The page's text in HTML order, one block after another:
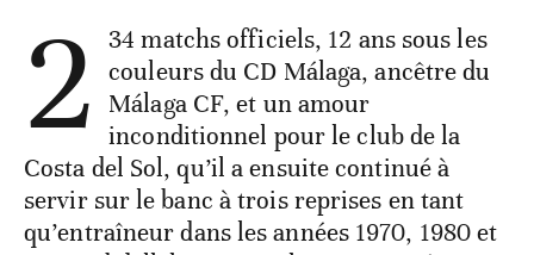
2
34 matchs officiels, 12 ans sous les
couleurs du CD Málaga, ancêtre du
Málaga CF, et un amour
inconditionnel pour le club de la
Costa del Sol, qu’il a ensuite continué à
servir sur le banc à trois reprises en tant
qu’entraîneur dans les années 1970, 1980 et